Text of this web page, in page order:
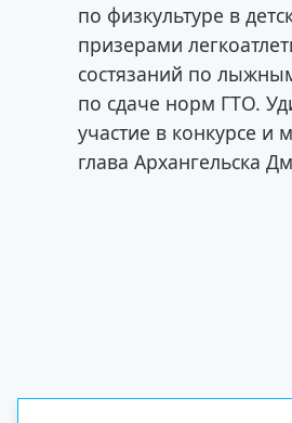
по физкультуре в
призерами
состязаний по
по сдаче норм ГТО.
участие в конкурсе
глава Архангельска